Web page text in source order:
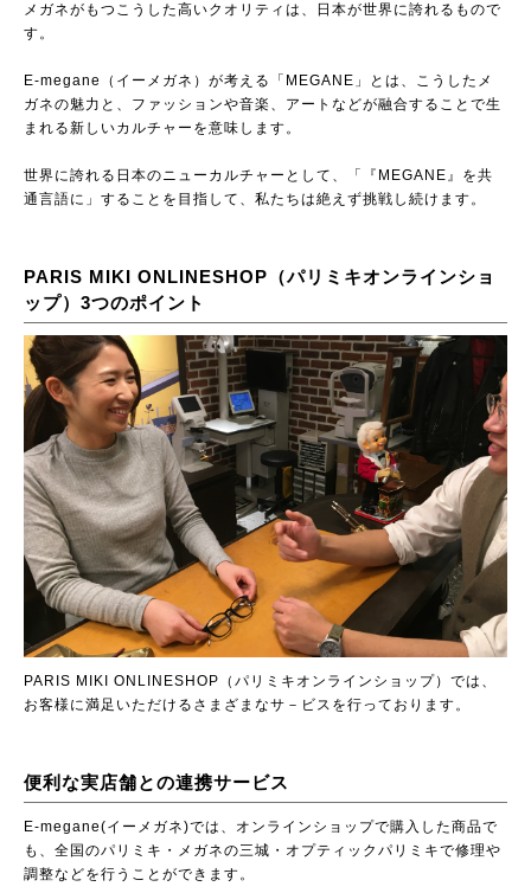
メガネがもつこうした高いクオリティは、日本が世界に誇れるもので
す。
E-megane（イーメガネ）が考える「MEGANE」とは、こうしたメ
ガネの魅力と、ファッションや音楽、アートなどが融合することで生
まれる新しいカルチャーを意味します。
世界に誇れる日本のニューカルチャーとして、「『MEGANE』を共
通言語に」することを目指して、私たちは絶えず挑戦し続けます。
PARIS MIKI ONLINESHOP（パリミキオンラインショ
ップ）3つのポイント
PARIS MIKI ONLINESHOP（パリミキオンラインショップ）では、
お客様に満足いただけるさまざまなサ－ビスを行っております。
便利な実店舗との連携サービス
E-megane(イーメガネ)では、オンラインショップで購入した商品で
も、全国のパリミキ・メガネの三城・オプティックパリミキで修理や
調整などを行うことができます。